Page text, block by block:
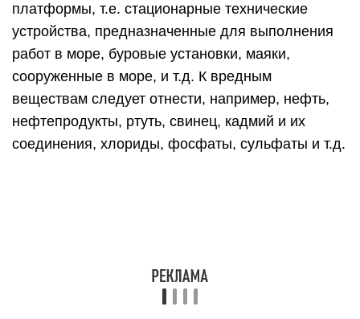
платформы, т.е. стационарные технические
устройства, предназначенные для выполнения
работ в море, буровые установки, маяки,
сооруженные в море, и т.д. К вредным
веществам следует отнести, например, нефть,
нефтепродукты, ртуть, свинец, кадмий и их
соединения, хлориды, фосфаты, сульфаты и т.д.